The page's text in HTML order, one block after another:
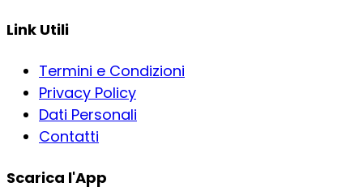
Link Utili
Termini e Condizioni
Privacy Policy
Dati Personali
Contatti
Scarica l'App